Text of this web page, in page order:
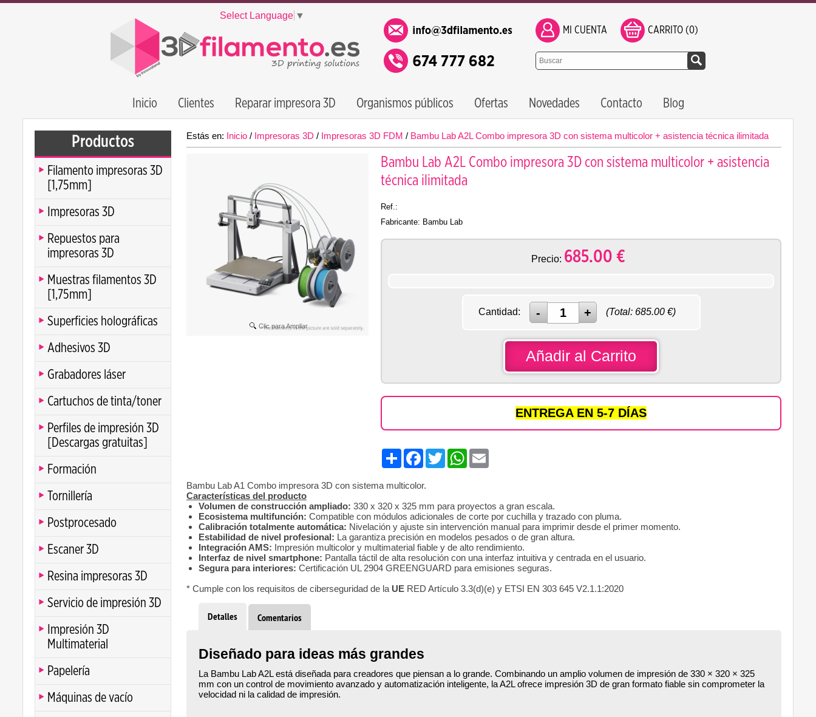
Select Language ▼
MI CUENTA CARRITO (0)
Inicio Clientes Reparar impresora 3D Organismos públicos Ofertas Novedades Contacto Blog
Productos
Filamento impresoras 3D
[1,75mm]
Impresoras 3D
Repuestos para
impresoras 3D
Muestras filamentos 3D
[1,75mm]
Superficies holográficas
Adhesivos 3D
Grabadores láser
Cartuchos de tinta/toner
Perfiles de impresión 3D
[Descargas gratuitas]
Formación
Tornillería
Postprocesado
Escaner 3D
Resina impresoras 3D
Servicio de impresión 3D
Impresión 3D
Multimaterial
Papelería
Máquinas de vacío
Estás en: Inicio / Impresoras 3D / Impresoras 3D FDM / Bambu Lab A2L Combo impresora 3D con sistema multicolor + asistencia técnica ilimitada
Clic para Ampliar
Bambu Lab A2L Combo impresora 3D con sistema multicolor + asistencia
técnica ilimitada
Ref.:
Fabricante: Bambu Lab
Precio: 685.00 €
Cantidad: (Total: 685.00€)
Añadir al Carrito
ENTREGA EN 5-7 DÍAS
Share Facebook
TwitterWhatsApp
Bambu Lab A1 Combo impresora 3D con sistema multicolor.
Características del producto
Volumen de construcción ampliado: 330 x 320 x 325 mm para proyectos a gran escala.
Ecosistema multifunción: Compatible con módulos adicionales de corte por cuchilla y trazado con pluma.
Calibración totalmente automática: Nivelación y ajuste sin intervención manual para imprimir desde el primer momento.
Estabilidad de nivel profesional: La garantiza precisión en modelos pesados o de gran altura.
Integración AMS: Impresión multicolor y multimaterial fiable y de alto rendimiento.
Interfaz de nivel smartphone: Pantalla táctil de alta resolución con una interfaz intuitiva y centrada en el usuario.
Segura para interiores: Certificación UL 2904 GREENGUARD para emisiones seguras.
* Cumple con los requisitos de ciberseguridad de la UE RED Artículo 3.3(d)(e) y ETSI EN 303 645 V2.1.1:2020
Detalles Comentarios
Diseñado para ideas más grandes
La Bambu Lab A2L está diseñada para creadores que piensan a lo grande. Combinando un amplio volumen de impresión de 330 × 320 × 325
mm con un control de movimiento avanzado y automatización inteligente, la A2L ofrece impresión 3D de gran formato fiable sin comprometer la
velocidad ni la calidad de impresión.